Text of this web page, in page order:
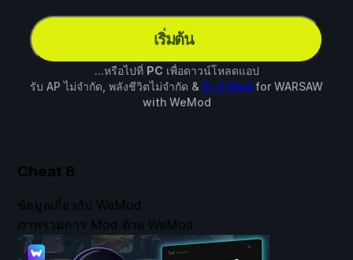
เริ่มต้น
...หรือไปที่ PC เพื่อดาวน์โหลดแอป
รับ AP ไม่จำกัด, พลังชีวิตไม่จำกัด & อีก 6 Mod for WARSAW
with WeMod
Cheat 8
ข้อมูลเกี่ยวกับ WeMod
ภาพรวมการ Mod ด้วย WeMod